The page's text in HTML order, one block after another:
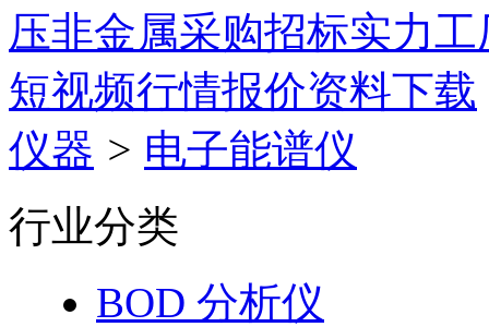
压非金属采购招标实力工
短视频行情报价资料下载
仪器 > 电子能谱仪
行业分类
BOD 分析仪